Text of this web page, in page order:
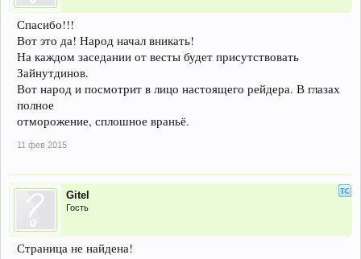
Спасибо!!!
Вот это да! Народ начал вникать!
На каждом заседании от весты будет присутствовать
Зайнутдинов.
Вот народ и посмотрит в лицо настоящего рейдера. В глазах
полное
отморожение, сплошное враньё.
11 фев 2015
Gitel
Гость
Страница не найдена!